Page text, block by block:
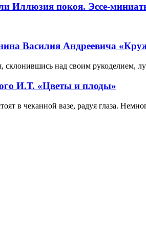
Иллюзия покоя. Эссе-
Василия Андреевича
над своим рукоделием,
И.Т. «Цветы и плоды»
в чеканной вазе, радуя глаза.